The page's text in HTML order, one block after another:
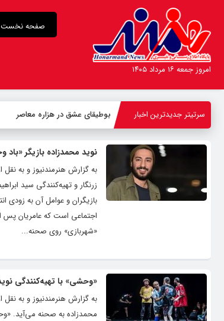
صفحه نخست
امروز جمعه ۱۶ مرداد ۱۴۰۵
سرتیتر جدیدترین اخبار بوطیقای عشق در هزاره معاصر
نوید محمدزاده بازیگر
به گزارش هنرمندنیوز و به
زرنگار و تهیه‌کنندگی سید
بازیگران و عوامل آن به زودی
اجتماعی است که عامریان پس
«شهربازی» روی صحنه...
«وحشی» با تهیه‌کنندگی
به گزارش هنرمندنیوز و به
محمدزاده به صحنه می‌آید.